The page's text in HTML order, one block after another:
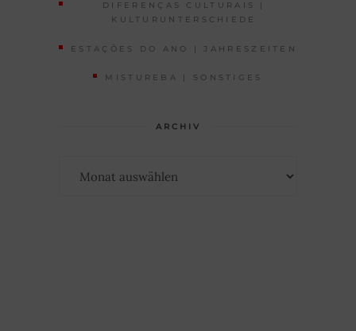
DIFERENÇAS CULTURAIS |
KULTURUNTERSCHIEDE
ESTAÇÕES DO ANO | JAHRESZEITEN
MISTUREBA | SONSTIGES
ARCHIV